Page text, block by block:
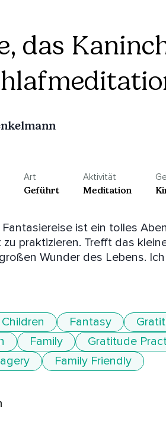
das
Art
Geführt
Aktivität
Meditation
ist ein tolles
praktizieren. Trefft das
Wunder des Lebens.
Children Fantasy
Family Gratitude
Family Friendly